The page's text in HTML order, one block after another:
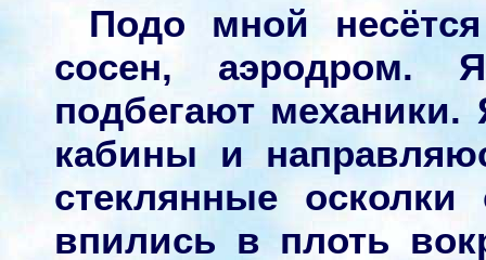
Подо мной
сосен, аэродром.
подбегают
кабины и
стеклянные
впились в плоть